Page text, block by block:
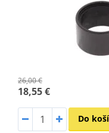
26,00 €
18,55 €
Do